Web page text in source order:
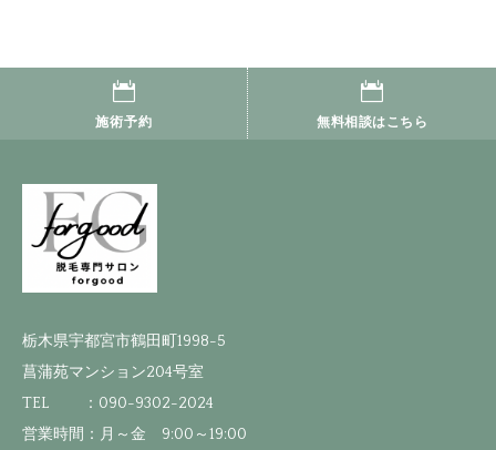

施術予約

無料相談はこちら
栃木県宇都宮市鶴田町1998-5
菖蒲苑マンション204号室
TEL ：090-9302-2024
営業時間： 月～金 9:00～19:00